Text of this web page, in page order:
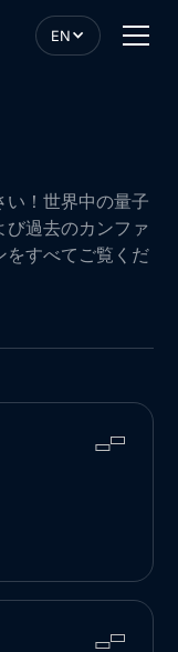
EN
い！世界中の量子
び過去のカンファ
をすべてご覧くだ